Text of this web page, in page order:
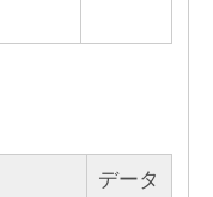
データ